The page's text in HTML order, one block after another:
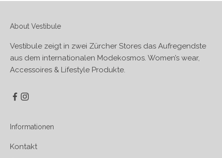
About Vestibule
Vestibule zeigt in zwei Zürcher Stores das Aufregendste
aus dem internationalen Modekosmos. Women’s wear,
Accessoires & Lifestyle Produkte.
Informationen
Kontakt